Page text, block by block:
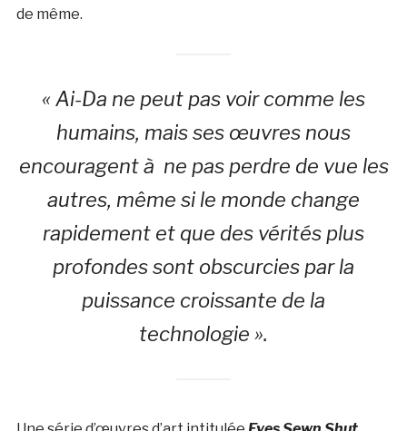
de même.
« Ai-Da ne peut pas voir comme les
humains, mais ses œuvres nous
encouragent à ne pas perdre de vue les
autres, même si le monde change
rapidement et que des vérités plus
profondes sont obscurcies par la
puissance croissante de la
technologie ».